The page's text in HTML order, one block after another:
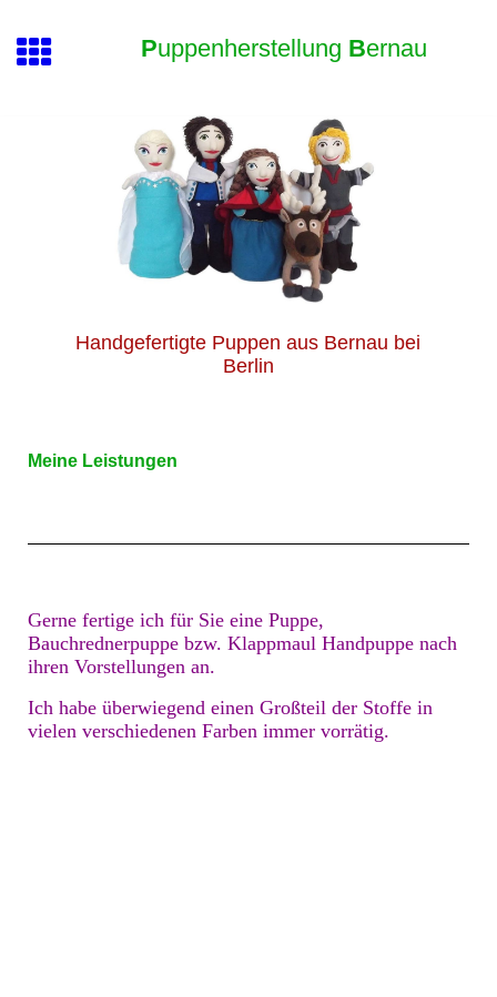
Puppenherstellung Bernau
Handgefertigte Puppen aus Bernau bei
Berlin
Meine Leistungen
Gerne fertige ich für Sie eine Puppe,
Bauchrednerpuppe bzw. Klappmaul Handpuppe nach
ihren Vorstellungen an.
Ich habe überwiegend einen Großteil der Stoffe in
vielen verschiedenen Farben immer vorrätig.